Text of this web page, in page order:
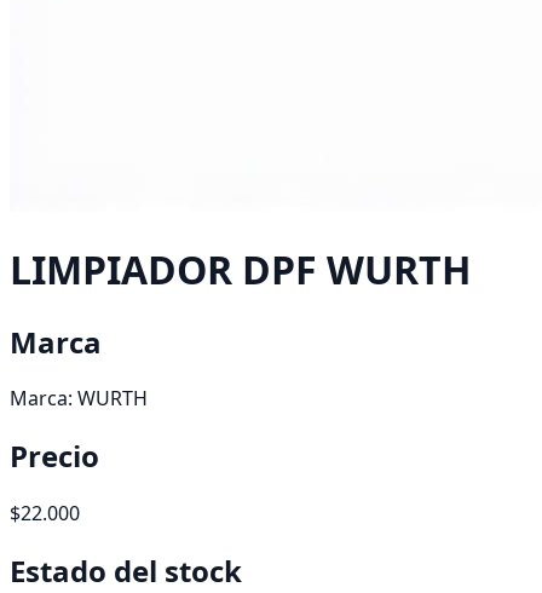
LIMPIADOR DPF WURTH
Marca
Marca: WURTH
Precio
$22.000
Estado del stock